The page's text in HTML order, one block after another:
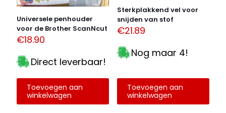
Naam*
Universele penhouder
voor de Brother ScanNcut
€18.90
Direct leverbaar!
Toevoegen aan
winkelwagen
Sterkplakkend vel voor
snijden van stof
€21.89
Nog maar 4!
Toevoegen aan
winkelwagen